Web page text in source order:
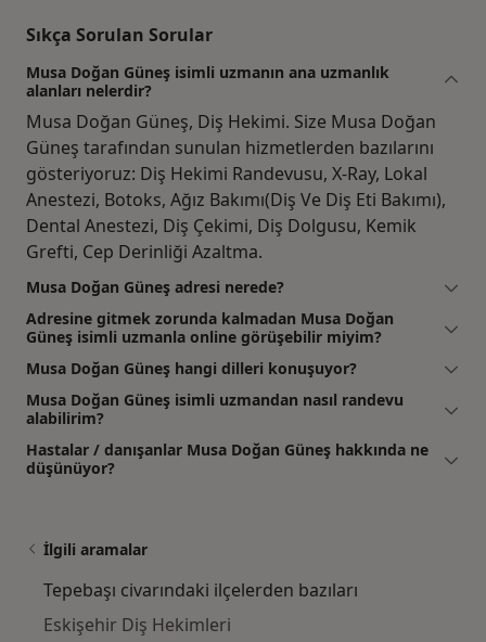
Sıkça Sorulan Sorular
Musa Doğan Güneş isimli uzmanın ana uzmanlık
alanları nelerdir?
Musa Doğan Güneş, Diş Hekimi. Size Musa Doğan
Güneş tarafından sunulan hizmetlerden bazılarını
gösteriyoruz: Diş Hekimi Randevusu, X-Ray, Lokal
Anestezi, Botoks, Ağız Bakımı(Diş Ve Diş Eti Bakımı),
Dental Anestezi, Diş Çekimi, Diş Dolgusu, Kemik
Grefti, Cep Derinliği Azaltma.
Musa Doğan Güneş adresi nerede?
Adresine gitmek zorunda kalmadan Musa Doğan
Güneş isimli uzmanla online görüşebilir miyim?
Musa Doğan Güneş hangi dilleri konuşuyor?
Musa Doğan Güneş isimli uzmandan nasıl randevu
alabilirim?
Hastalar / danışanlar Musa Doğan Güneş hakkında ne
düşünüyor?
İlgili aramalar
Tepebaşı civarındaki ilçelerden bazıları
Eskişehir Diş Hekimleri